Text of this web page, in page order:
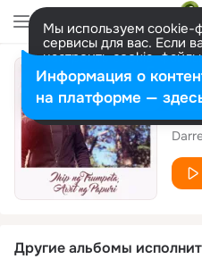
Мы используем cookie-
сервисы для вас. Если
настроить cookie-
представитель.
Разрешить все
Другие альбомы
Информация о
на платформе —